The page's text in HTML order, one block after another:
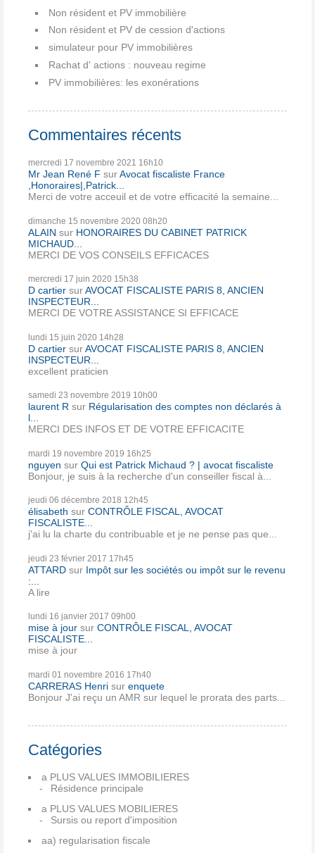
Non résident et PV immobilière
Non résident et PV de cession d'actions
simulateur pour PV immobilières
Rachat d' actions : nouveau regime
PV immobilières: les exonérations
Commentaires récents
mercredi 17 novembre 2021 16h10
Mr Jean René F surAvocat fiscaliste France
,Honoraires|,Patrick...
Merci de votre acceuil et de votre efficacité la semaine...
dimanche 15 novembre 2020 08h20
ALAIN sur HONORAIRES DU CABINET PATRICK
MICHAUD...
MERCI DE VOS CONSEILS EFFICACES
mercredi 17 juin 2020 15h38
D cartier surAVOCAT FISCALISTE PARIS 8, ANCIEN
INSPECTEUR...
MERCI DE VOTRE ASSISTANCE SI EFFICACE
lundi 15 juin 2020 14h28
D cartier surAVOCAT FISCALISTE PARIS 8, ANCIEN
INSPECTEUR...
excellent praticien
samedi 23 novembre 2019 10h00
laurent R sur Régularisation des comptes non déclarés à
l...
MERCI DES INFOS ET DE VOTRE EFFICACITE
mardi 19 novembre 2019 16h25
nguyen sur Qui est Patrick Michaud ? | avocat fiscaliste
Bonjour, je suis à la recherche d'un conseiller fiscal à...
jeudi 06 décembre 2018 12h45
élisabeth sur CONTRÔLE FISCAL, AVOCAT
FISCALISTE...
j'ai lu la charte du contribuable et je ne pense pas que...
jeudi 23 février 2017 17h45
ATTARD sur Impôt sur les sociétés ou impôt sur le revenu
:...
A lire
lundi 16 janvier 2017 09h00
mise à jour sur CONTRÔLE FISCAL, AVOCAT
FISCALISTE...
mise à jour
mardi 01 novembre 2016 17h40
CARRERAS Henri sur enquete
Bonjour J'ai reçu un AMR sur lequel le prorata des parts...
Catégories
a PLUS VALUES IMMOBILIERES
Résidence principale
a PLUS VALUES MOBILIERES
Sursis ou report d'imposition
aa) regularisation fiscale